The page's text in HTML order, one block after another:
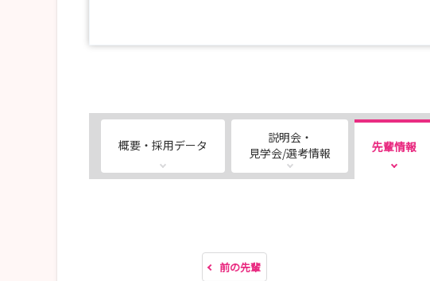
【8月】8月8日（土）・8月19日（水）
ご都合が合わない場合は『随時受付』よりご希望日をご入力くだ
2027年度新卒採用は終了いたしました🤗
概要・採用データ
説明会・
見学会/選考情報
先輩情報
前の先輩